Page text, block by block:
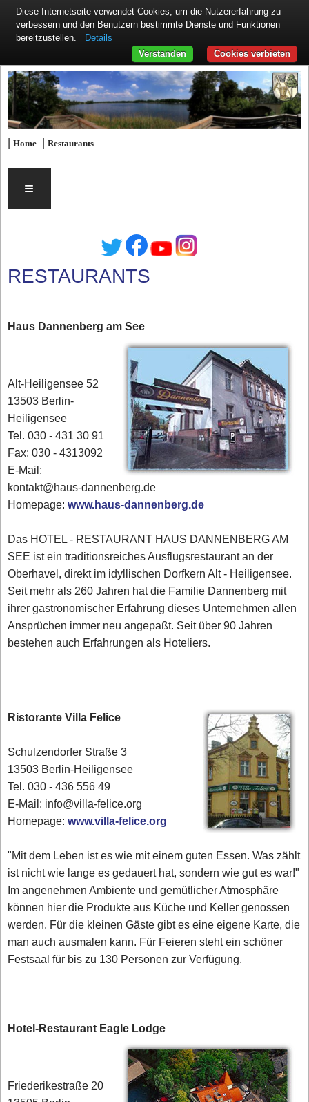
|Home |Restaurants
≡
RESTAURANTS
Haus Dannenberg am See
Alt-Heiligensee 52
13503 Berlin-
Heiligensee
Tel. 030 - 431 30 91‎
Fax: 030 - 4313092
E-Mail:
kontakt@haus-dannenberg.de
Homepage:www.haus-dannenberg.de
Das HOTEL - RESTAURANT HAUS DANNENBERG AM
SEE ist ein traditionsreiches Ausflugsrestaurant an der
Oberhavel, direkt im idyllischen Dorfkern Alt - Heiligensee.
Seit mehr als 260 Jahren hat die Familie Dannenberg mit
ihrer gastronomischer Erfahrung dieses Unternehmen allen
Ansprüchen immer neu angepaßt. Seit über 90 Jahren
bestehen auch Erfahrungen als Hoteliers.
Ristorante Villa Felice
Schulzendorfer Straße 3
13503 Berlin-Heiligensee
Tel. 030 - 436 556 49
E-Mail: info@villa-felice.org
Homepage:www.villa-felice.org
"Mit dem Leben ist es wie mit einem guten Essen. Was zählt
ist nicht wie lange es gedauert hat, sondern wie gut es war!"
Im angenehmen Ambiente und gemütlicher Atmosphäre
können hier die Produkte aus Küche und Keller genossen
werden. Für die kleinen Gäste gibt es eine eigene Karte, die
man auch ausmalen kann. Für Feieren steht ein schöner
Festsaal für bis zu 130 Personen zur Verfügung.
Hotel-Restaurant Eagle Lodge
Friederikestraße 20
Diese Internetseite verwendet Cookies, um die Nutzererfahrung zu
verbessern und den Benutzern bestimmte Dienste und Funktionen
bereitzustellen.
Details
Cookies verbieten
Verstanden